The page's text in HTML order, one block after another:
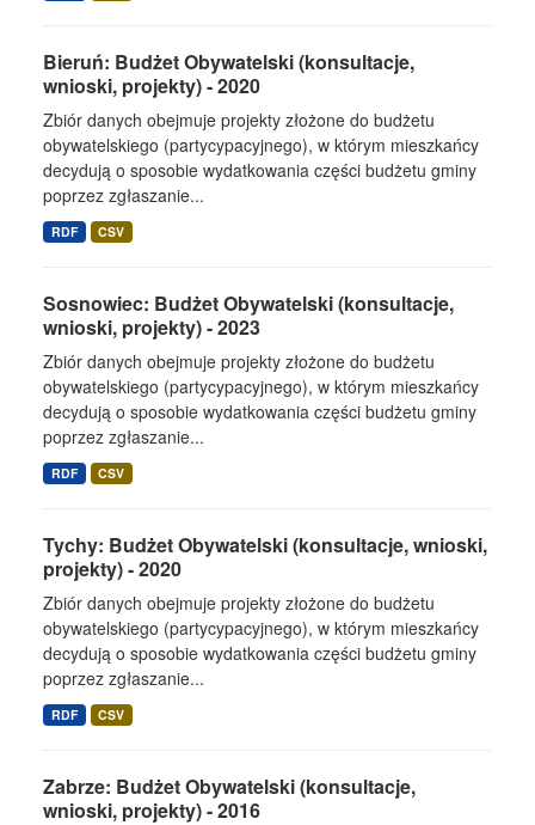
Bieruń: Budżet Obywatelski (konsultacje,
wnioski, projekty) - 2020
Zbiór danych obejmuje projekty złożone do budżetu
obywatelskiego (partycypacyjnego), w którym mieszkańcy
decydują o sposobie wydatkowania części budżetu gminy
poprzez zgłaszanie...
RDF CSV
Sosnowiec: Budżet Obywatelski (konsultacje,
wnioski, projekty) - 2023
Zbiór danych obejmuje projekty złożone do budżetu
obywatelskiego (partycypacyjnego), w którym mieszkańcy
decydują o sposobie wydatkowania części budżetu gminy
poprzez zgłaszanie...
RDF CSV
Tychy: Budżet Obywatelski (konsultacje, wnioski,
projekty) - 2020
Zbiór danych obejmuje projekty złożone do budżetu
obywatelskiego (partycypacyjnego), w którym mieszkańcy
decydują o sposobie wydatkowania części budżetu gminy
poprzez zgłaszanie...
RDF CSV
Zabrze: Budżet Obywatelski (konsultacje,
wnioski, projekty) - 2016